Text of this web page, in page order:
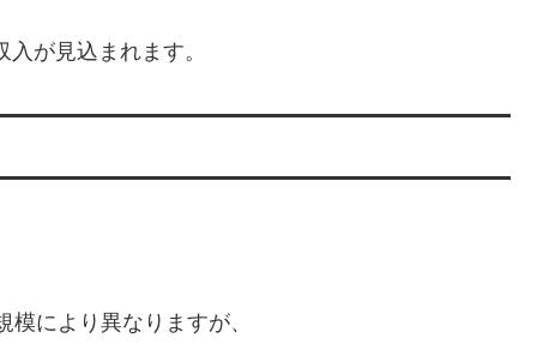
入が見込まれます。
により異なりますが、